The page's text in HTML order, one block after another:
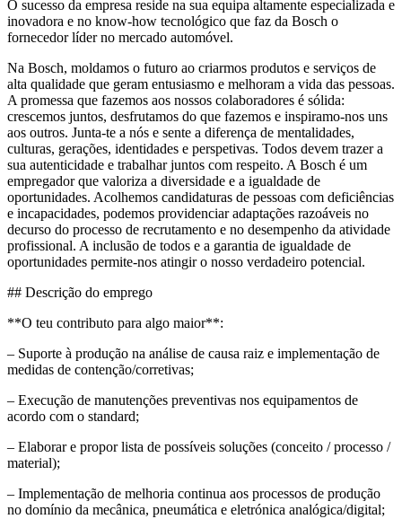
O sucesso da empresa reside na sua equipa altamente especializada e
inovadora e no know-how tecnológico que faz da Bosch o
fornecedor líder no mercado automóvel.
Na Bosch, moldamos o futuro ao criarmos produtos e serviços de
alta qualidade que geram entusiasmo e melhoram a vida das pessoas.
A promessa que fazemos aos nossos colaboradores é sólida:
crescemos juntos, desfrutamos do que fazemos e inspiramo-nos uns
aos outros. Junta-te a nós e sente a diferença de mentalidades,
culturas, gerações, identidades e perspetivas. Todos devem trazer a
sua autenticidade e trabalhar juntos com respeito. A Bosch é um
empregador que valoriza a diversidade e a igualdade de
oportunidades. Acolhemos candidaturas de pessoas com deficiências
e incapacidades, podemos providenciar adaptações razoáveis no
decurso do processo de recrutamento e no desempenho da atividade
profissional. A inclusão de todos e a garantia de igualdade de
oportunidades permite-nos atingir o nosso verdadeiro potencial.
## Descrição do emprego
**O teu contributo para algo maior**:
– Suporte à produção na análise de causa raiz e implementação de
medidas de contenção/corretivas;
– Execução de manutenções preventivas nos equipamentos de
acordo com o standard;
– Elaborar e propor lista de possíveis soluções (conceito / processo /
material);
– Implementação de melhoria continua aos processos de produção
no domínio da mecânica, pneumática e eletrónica analógica/digital;